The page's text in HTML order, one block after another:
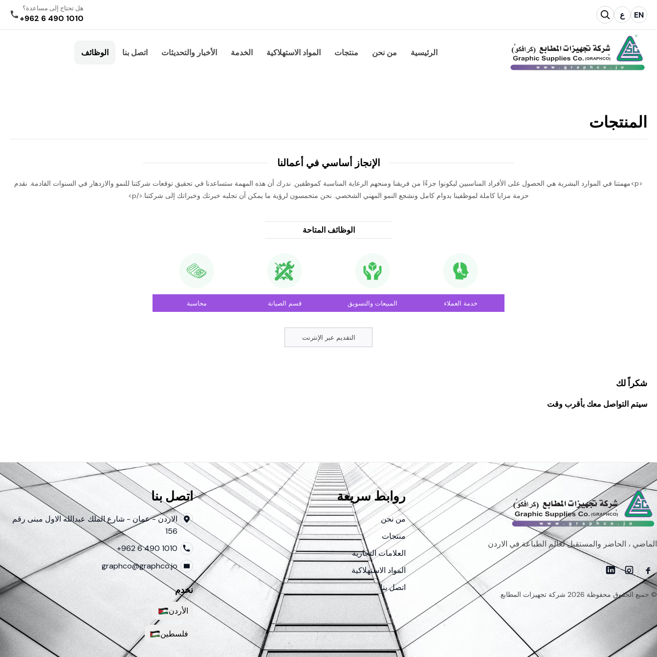
هل تحتاج إلى مساعدة؟
+962 6 490 1010 EN ع
الرئيسية من نحن منتجات المواد الاستهلاكية الخدمة الأخبار والتحديثات اتصل بنا الوظائف
المنتجات
الإنجاز أساسي في أعمالنا
<p>مهمتنا في الموارد البشرية هي الحصول على الأفراد المناسبين ليكونوا جزءًا من فريقنا ومنحهم الرعاية المناسبة كموظفين. ندرك أن هذه المهمة ستساعدنا في تحقيق توقعات شركتنا للنمو والازدهار في السنوات القادمة. نقدم
حزمة مزايا كاملة لموظفينا بدوام كامل ونشجع النمو المهني الشخصي. نحن متحمسون لرؤية ما يمكن أن تجلبه خبرتك وخبراتك إلى شركتنا.</p>
الوظائف المتاحة
خدمة العملاء المبيعات والتسويق قسم الصيانة محاسبة
التقديم عبر الإنترنت
شكراً لك
سيتم التواصل معك بأقرب وقت
الماضي ، الحاضر والمستقبل لعالم الطباعة في الاردن
© جميع الحقوق محفوظة 2026 شركة تجهيزات المطابع.
روابط سريعة
من نحن
منتجات
العلامات التجارية
المواد الاستهلاكية
اتصل بنا
اتصل بنا
الاردن - عمان - شارع الملك عبدالله الاول مبنى رقم
156
+962 6 490 1010
graphco@graphco.jo
نخدم
الأردن
فلسطين